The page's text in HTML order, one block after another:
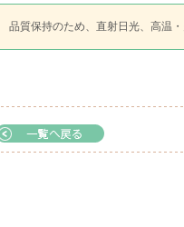
品質保持のため、直射日光、高温